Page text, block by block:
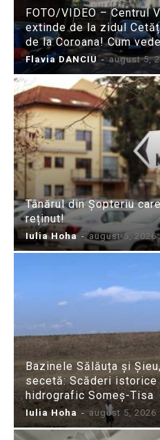
FOTO/VIDEO – Centrul
extinde de la zidul
de la Coroana! Cum
Flavia DANCIU - august 5,
Tânărul din Șopteriu
reținut!
Iulia Hoha - august 5, 2026
Bazinele Sălăuța și
secetă: Scăderi
hidrografic Someș-Tisa
Iulia Hoha - august 5, 2026